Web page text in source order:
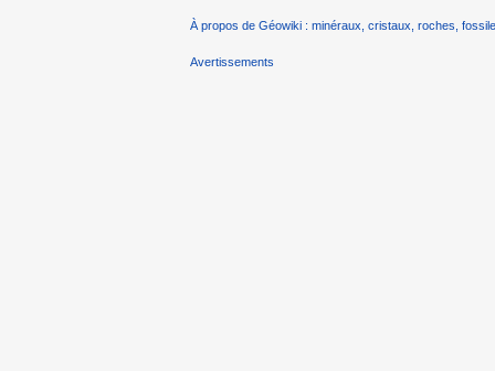
À propos de Géowiki : minéraux, cristaux, roches,
Avertissements